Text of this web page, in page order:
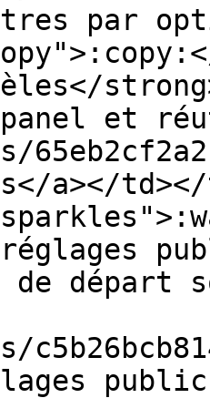
par
panel et
a></
de départ